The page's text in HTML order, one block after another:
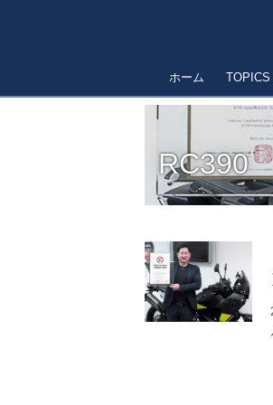
ホーム TOPICS
RC390